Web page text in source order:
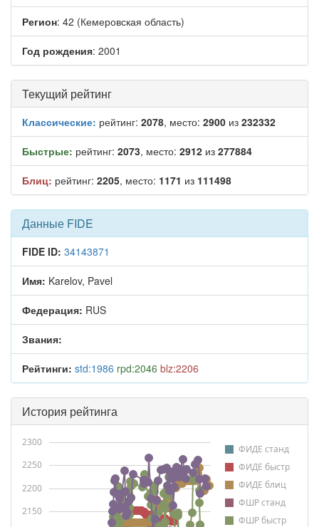
Регион: 42 (Кемеровская область)
Год рождения: 2001
Текущий рейтинг
Классические: рейтинг: 2078, место: 2900 из 232332
Быстрые: рейтинг: 2073, место: 2912 из 277884
Блиц: рейтинг: 2205, место: 1171 из 111498
Данные FIDE
FIDE ID: 34143871
Имя: Karelov, Pavel
Федерация: RUS
Звания:
Рейтинги: std:1986 rpd:2046 blz:2206
История рейтинга
ФИДЕ станд
ФИДЕ быстр
ФИДЕ блиц
ФШР станд
ФШР быстр
2150
2200
2250
2300